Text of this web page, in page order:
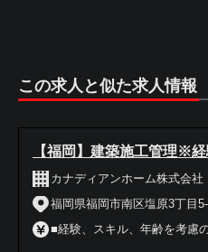
この求人と似た求人情報
【福岡】建築施工管理※経
カナディアンホーム株式会社
福岡県福岡市南区塩原3丁目
■経験、スキル、年齢を考慮